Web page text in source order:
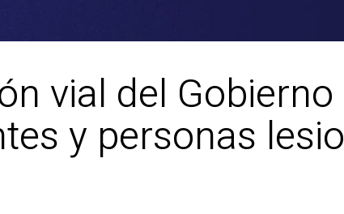
vial del Gobierno
y personas